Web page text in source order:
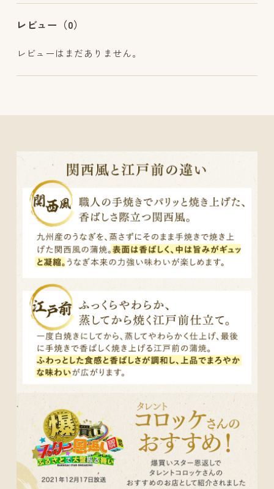
レビュー（0）
レビューはまだありません。